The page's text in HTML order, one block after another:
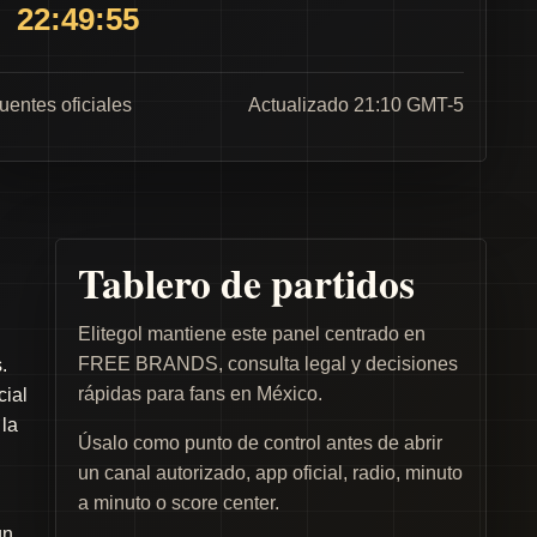
22:49:55
oficiales Actualizado 21:10 GMT-5
Tablero de partidos
Elitegol mantiene este panel centrado en
FREE BRANDS, consulta legal y decisiones
rápidas para fans en México.
Úsalo como punto de control antes de abrir
un canal autorizado, app oficial, radio, minuto
a minuto o score center.